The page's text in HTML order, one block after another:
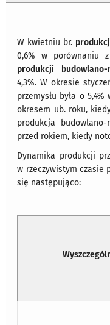
W kwietniu br.
0,6% w porównaniu
produkcji budowlano-
4,3%. W okresie
przemysłu była o
okresem ub. roku,
produkcja
przed rokiem, kiedy
Dynamika produkcji
w rzeczywistym czasie
się następująco: